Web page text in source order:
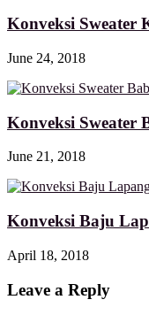
Konveksi Sweater
June 24, 2018
Konveksi Sweater
June 21, 2018
Konveksi Baju
April 18, 2018
Leave a Reply